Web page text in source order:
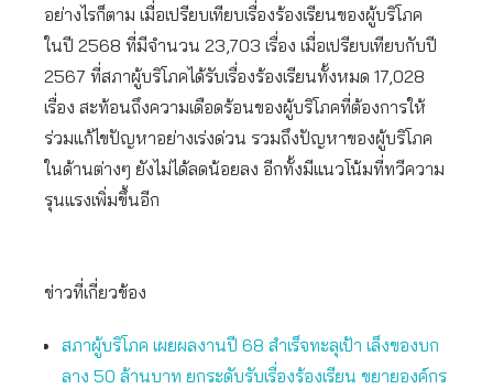
อย่างไรก็ตาม เมื่อเปรียบเทียบเรื่องร้องเรียนของผู้บริโภค
ในปี 2568 ที่มีจำนวน 23,703 เรื่อง เมื่อเปรียบเทียบกับปี
2567 ที่สภาผู้บริโภคได้รับเรื่องร้องเรียนทั้งหมด 17,028
เรื่อง สะท้อนถึงความเดือดร้อนของผู้บริโภคที่ต้องการให้
ร่วมแก้ไขปัญหาอย่างเร่งด่วน รวมถึงปัญหาของผู้บริโภค
ในด้านต่างๆ ยังไม่ได้ลดน้อยลง อีกทั้งมีแนวโน้มที่ทวีความ
รุนแรงเพิ่มขึ้นอีก
ข่าวที่เกี่ยวข้อง
สภาผู้บริโภค เผยผลงานปี 68 สำเร็จทะลุเป้า เล็งของบก
ลาง 50 ล้านบาท ยกระดับรับเรื่องร้องเรียน ขยายองค์กร